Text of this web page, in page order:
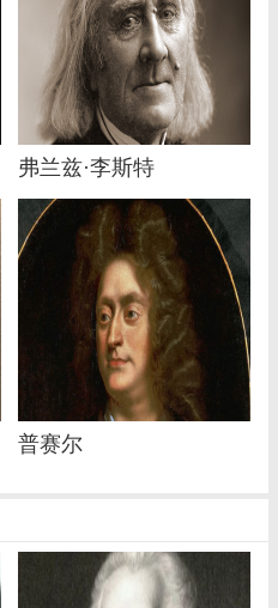
弗兰兹·李斯特
普赛尔